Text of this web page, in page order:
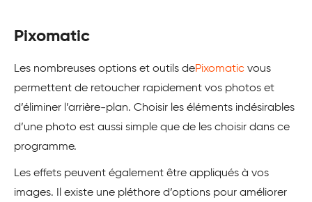
Pixomatic
Les nombreuses options et outils dePixomatic vous
permettent de retoucher rapidement vos photos et
d’éliminer l’arrière-plan. Choisir les éléments indésirables
d’une photo est aussi simple que de les choisir dans ce
programme.
Les effets peuvent également être appliqués à vos
images. Il existe une pléthore d’options pour améliorer